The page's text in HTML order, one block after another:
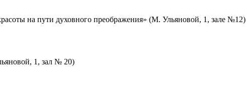
на пути духовного преображения» (М. Ульяновой, 1, зале №12)
1, зал № 20)